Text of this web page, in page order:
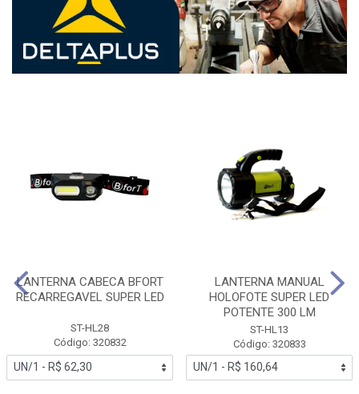
LANTERNA CABECA BFORT
RECARREGAVEL SUPER LED
ST-HL28
Código: 320832
LANTERNA MANUAL
HOLOFOTE SUPER LED
POTENTE 300 LM
ST-HL13
Código: 320833